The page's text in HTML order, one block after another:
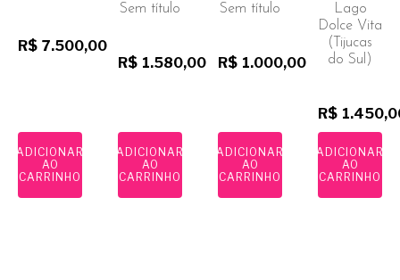
R$ 7.500,00
ADICIONAR
AO
CARRINHO
Sem título
R$ 1.580,00
ADICIONAR
AO
CARRINHO
Sem título
R$ 1.000,00
ADICIONAR
AO
CARRINHO
Lago
Dolce Vita
(Tijucas
do Sul)
R$
ADICIONAR
AO
CARRINHO